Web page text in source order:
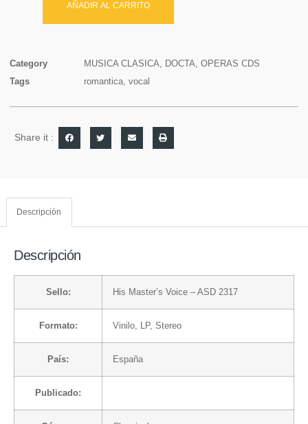
AÑADIR AL CARRITO
Category
MUSICA CLASICA, DOCTA, OPERAS CDS
Tags
romantica, vocal
Share it :
Descripción
Descripción
Sello: His Master’s Voice – ASD 2317
Formato: Vinilo , LP, Stereo
País: España
Publicado: